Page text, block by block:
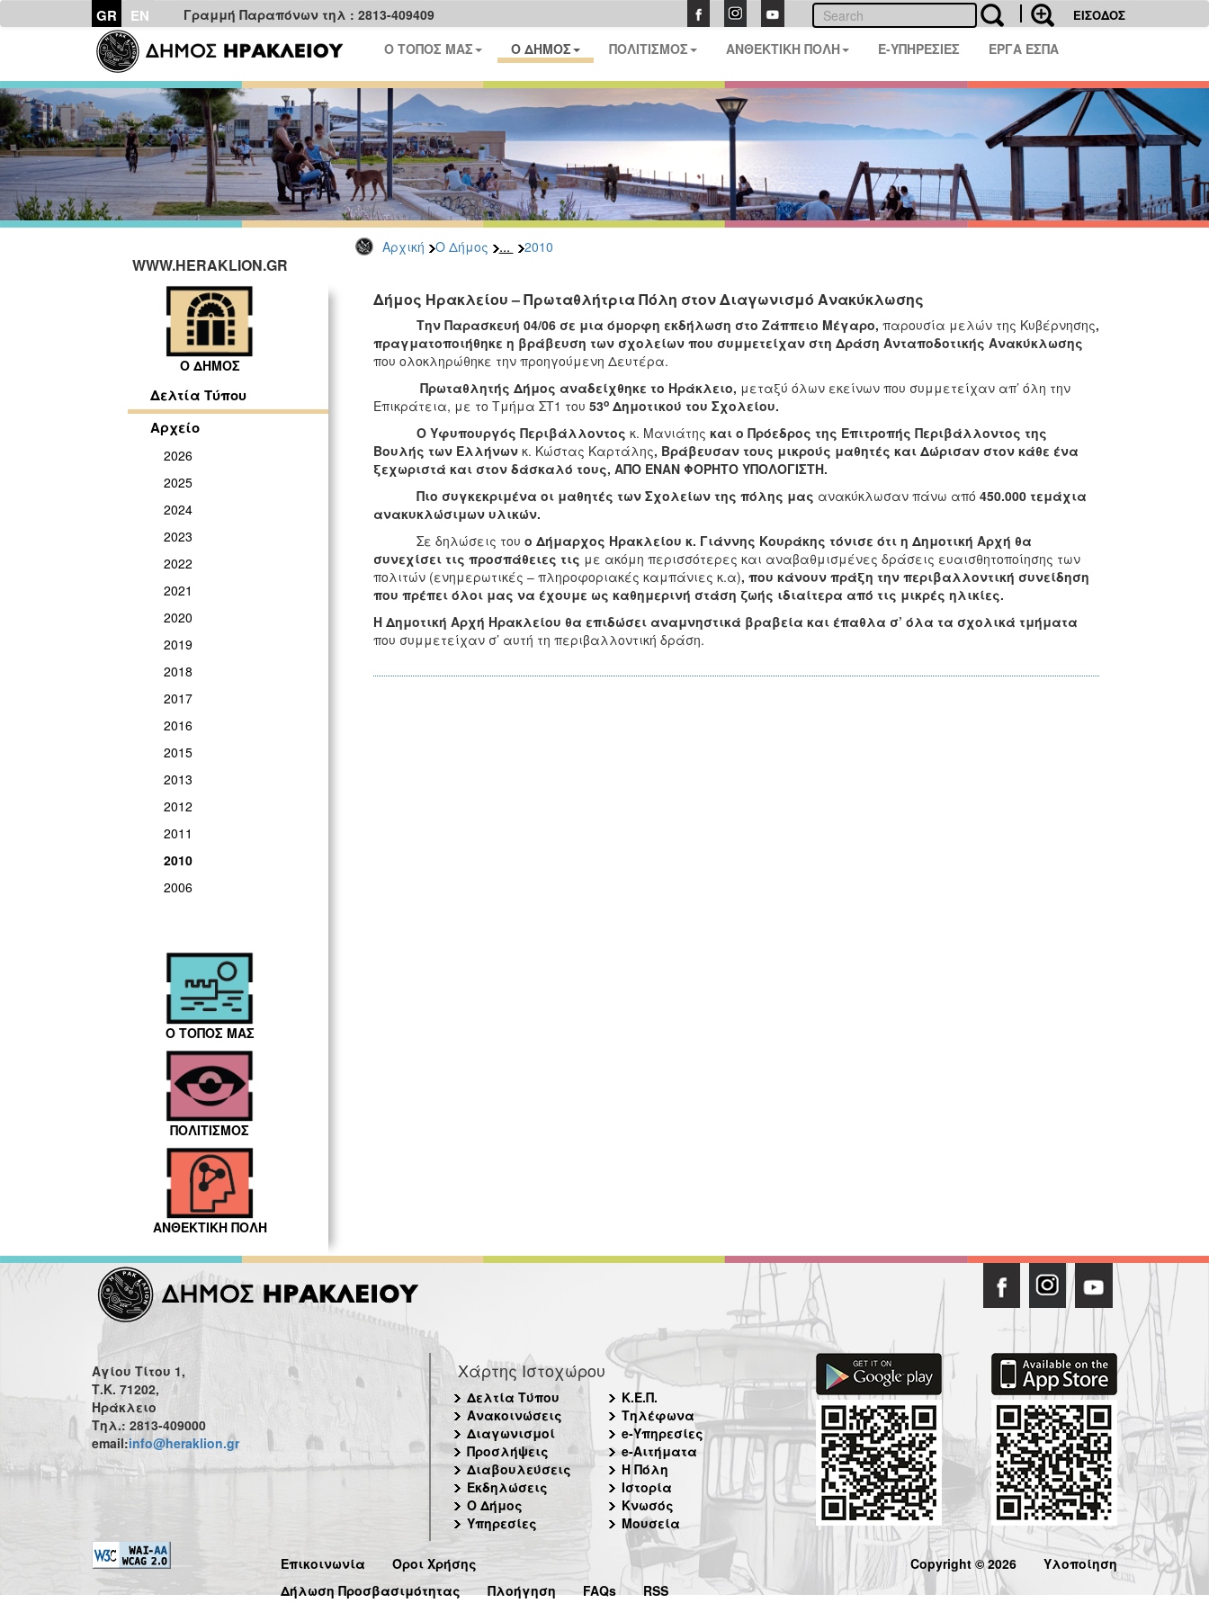
GR EN Γραμμή Παραπόνων τηλ : 2813-409409 ΕΙΣΟΔΟΣ
Ο ΤΟΠΟΣ ΜΑΣ Ο ΔΗΜΟΣ ΠΟΛΙΤΙΣΜΟΣ ΑΝΘΕΚΤΙΚΗ ΠΟΛΗ E-ΥΠΗΡΕΣΙΕΣ ΕΡΓΑ ΕΣΠΑ
Αρχική Ο Δήμος ... 2010
WWW.HERAKLION.GR
Ο ΔΗΜΟΣ
Δελτία Τύπου
Αρχείο
2026
2025
2024
2023
2022
2021
2020
2019
2018
2017
2016
2015
2013
2012
2011
2010
2006
Ο ΤΟΠΟΣ ΜΑΣ
ΠΟΛΙΤΙΣΜΟΣ
ΑΝΘΕΚΤΙΚΗ ΠΟΛΗ
Δήμος Ηρακλείου – Πρωταθλήτρια Πόλη στον Διαγωνισμό Ανακύκλωσης
Την Παρασκευή 04/06 σε μια όμορφη εκδήλωση στο Ζάππειο Μέγαρο, παρουσία μελών της Κυβέρνησης,
πραγματοποιήθηκε η βράβευση των σχολείων που συμμετείχαν στη Δράση Ανταποδοτικής Ανακύκλωσης
που ολοκληρώθηκε την προηγούμενη Δευτέρα.
Πρωταθλητής Δήμος αναδείχθηκε το Ηράκλειο, μεταξύ όλων εκείνων που συμμετείχαν απ’ όλη την
Επικράτεια, με το Τμήμα ΣΤ1 του 53οΔημοτικού του Σχολείου.
Ο Υφυπουργός Περιβάλλοντος κ. Μανιάτης και ο Πρόεδρος της Επιτροπής Περιβάλλοντος της
Βουλής των Ελλήνων κ. Κώστας Καρτάλης, Bράβευσαν τους μικρούς μαθητές και Δώρισαν στον κάθε ένα
ξεχωριστά και στον δάσκαλό τους, ΑΠΟ ΕΝΑΝ ΦΟΡΗΤΟ ΥΠΟΛΟΓΙΣΤΗ.
Πιο συγκεκριμένα οι μαθητές των Σχολείων της πόλης μας ανακύκλωσαν πάνω από 450.000 τεμάχια
ανακυκλώσιμων υλικών.
Σε δηλώσεις του ο Δήμαρχος Ηρακλείου κ. Γιάννης Κουράκης τόνισε ότι η Δημοτική Αρχή θα
συνεχίσει τις προσπάθειες τις με ακόμη περισσότερες και αναβαθμισμένες δράσεις ευαισθητοποίησης των
πολιτών (ενημερωτικές – πληροφοριακές καμπάνιες κ.α), που κάνουν πράξη την περιβαλλοντική συνείδηση
που πρέπει όλοι μας να έχουμε ως καθημερινή στάση ζωής ιδιαίτερα από τις μικρές ηλικίες.
Η Δημοτική Αρχή Ηρακλείου θα επιδώσει αναμνηστικά βραβεία και έπαθλα σ’ όλα τα σχολικά τμήματα
που συμμετείχαν σ’ αυτή τη περιβαλλοντική δράση.
Αγίου Τίτου 1,
Τ.Κ. 71202,
Ηράκλειο
Τηλ.: 2813-409000
email:info@heraklion.gr
Χάρτης Ιστοχώρου
Δελτία Τύπου
Ανακοινώσεις
Διαγωνισμοί
Προσλήψεις
Διαβουλεύσεις
Εκδηλώσεις
Ο Δήμος
Υπηρεσίες
Κ.Ε.Π.
Τηλέφωνα
e-Υπηρεσίες
e-Αιτήματα
Η Πόλη
Ιστορία
Κνωσός
Μουσεία
Επικοινωνία
Όροι Χρήσης
Δήλωση Προσβασιμότητας
Πλοήγηση FAQs RSS
Copyright © 2026 Υλοποίηση